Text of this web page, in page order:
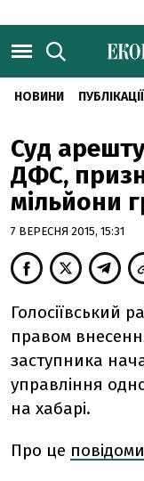
НОВИНИ ПУБЛІКАЦІЇ
Суд
ДФС,
мільйони
7 ВЕРЕСНЯ 2015, 15:31
Голосіївський
правом
заступника
управління
на хабарі.
Про це